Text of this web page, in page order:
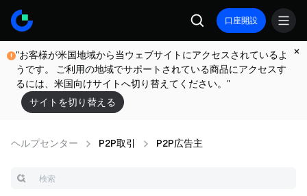
口座開設
"お客様が米国地域から当ウェブサイトにアクセスされているよ
うです。 ご利用の地域でサポートされている商品にアクセスす
るには、米国向けサイトへ切り替えてください。"
サイトを切り替える
ヘルプセンター P2P取引 P2P広告主